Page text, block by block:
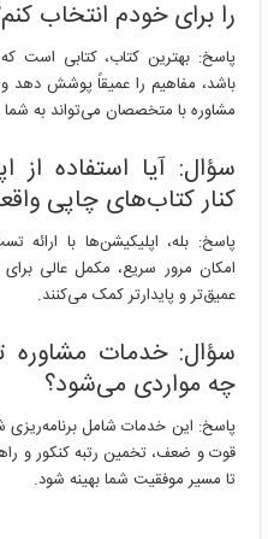
را برای خودم انتخاب
پاسخ: بهترین کتاب، کتابی است
باشد، مفاهیم را عمیقاً پوشش دهد
مشاوره با متخصصان می‌تواند به
سؤال: آیا استفاده از
کنار کتاب‌های چاپی
پاسخ: بله، اپلیکیشن‌ها با ارائه
امکان مرور سریع، مکمل عالی
عمیق‌تر و پایدارتر کمک می‌کنند.
سؤال: خدمات
چه مواردی می‌شود؟
پاسخ: این خدمات شامل
قوت و ضعف، تخمین رتبه کنکور و
تا مسیر موفقیت شما بهینه شود.